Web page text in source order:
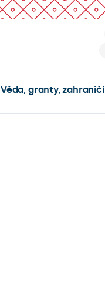
Věda, granty, zahraničí